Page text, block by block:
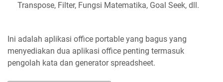
Transpose, Filter, Fungsi Matematika, Goal Seek, dll.
Ini adalah aplikasi office portable yang bagus yang
menyediakan dua aplikasi office penting termasuk
pengolah kata dan generator spreadsheet.